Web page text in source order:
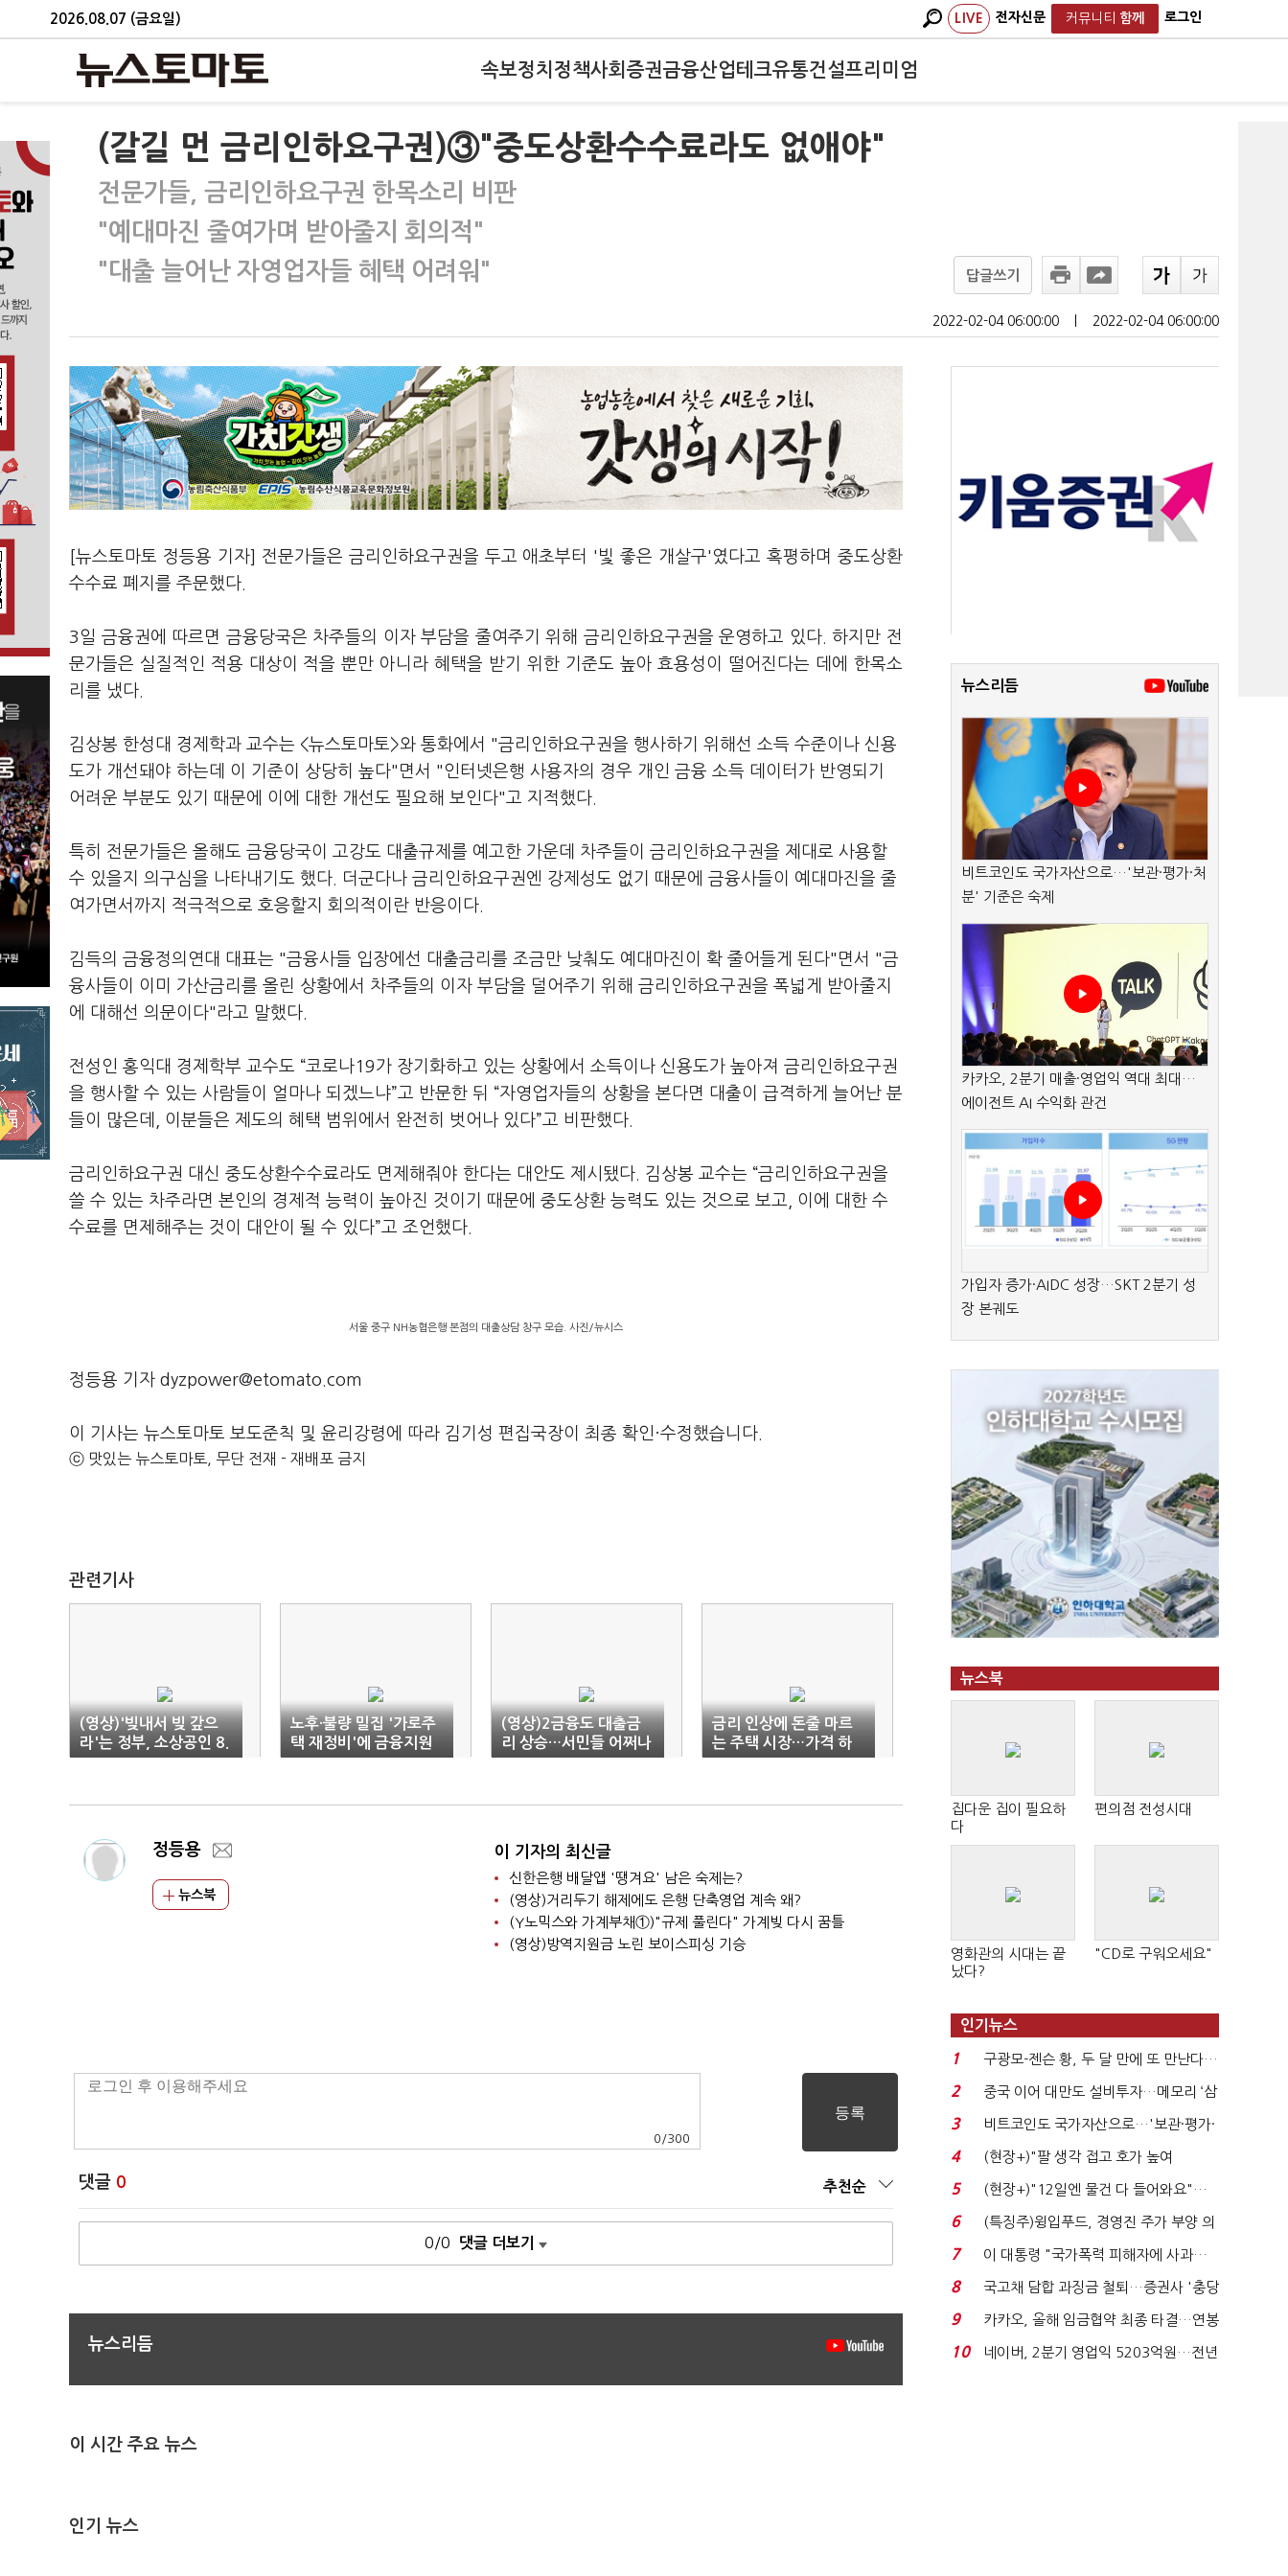
2026.08.07 (금요일) LIVE 전자신문 커뮤니티 함께 로그인
속보정치 정책사회 증권금융산업테크유통건설프리미엄
(갈길 먼 금리인하요구권)③"중도상환수수료라도 없애야"
전문가들, 금리인하요구권 한목소리 비판
"예대마진 줄여가며 받아줄지 회의적"
"대출 늘어난 자영업자들 혜택 어려워"
답글쓰기
2022-02-04 06:00:00 2022-02-04 06:00:00
[뉴스토마토 정등용 기자] 전문가들은 금리인하요구권을 두고 애초부터 '빛 좋은 개살구'였다고 혹평하며 중도상환
수수료 폐지를 주문했다.
3일 금융권에 따르면 금융당국은 차주들의 이자 부담을 줄여주기 위해 금리인하요구권을 운영하고 있다. 하지만 전
문가들은 실질적인 적용 대상이 적을 뿐만 아니라 혜택을 받기 위한 기준도 높아 효용성이 떨어진다는 데에 한목소
리를 냈다.
김상봉 한성대 경제학과 교수는 <뉴스토마토>와 통화에서 "금리인하요구권을 행사하기 위해선 소득 수준이나 신용
도가 개선돼야 하는데 이 기준이 상당히 높다"면서 "인터넷은행 사용자의 경우 개인 금융 소득 데이터가 반영되기
어려운 부분도 있기 때문에 이에 대한 개선도 필요해 보인다"고 지적했다.
특히 전문가들은 올해도 금융당국이 고강도 대출규제를 예고한 가운데 차주들이 금리인하요구권을 제대로 사용할
수 있을지 의구심을 나타내기도 했다. 더군다나 금리인하요구권엔 강제성도 없기 때문에 금융사들이 예대마진을 줄
여가면서까지 적극적으로 호응할지 회의적이란 반응이다.
김득의 금융정의연대 대표는 "금융사들 입장에선 대출금리를 조금만 낮춰도 예대마진이 확 줄어들게 된다"면서 "금
융사들이 이미 가산금리를 올린 상황에서 차주들의 이자 부담을 덜어주기 위해 금리인하요구권을 폭넓게 받아줄지
에 대해선 의문이다"라고 말했다.
전성인 홍익대 경제학부 교수도 “코로나19가 장기화하고 있는 상황에서 소득이나 신용도가 높아져 금리인하요구권
을 행사할 수 있는 사람들이 얼마나 되겠느냐”고 반문한 뒤 “자영업자들의 상황을 본다면 대출이 급격하게 늘어난 분
들이 많은데, 이분들은 제도의 혜택 범위에서 완전히 벗어나 있다”고 비판했다.
금리인하요구권 대신 중도상환수수료라도 면제해줘야 한다는 대안도 제시됐다. 김상봉 교수는 “금리인하요구권을
쓸 수 있는 차주라면 본인의 경제적 능력이 높아진 것이기 때문에 중도상환 능력도 있는 것으로 보고, 이에 대한 수
수료를 면제해주는 것이 대안이 될 수 있다”고 조언했다.
서울 중구 NH농협은행 본점의 대출상담 창구 모습. 사진/뉴시스
정등용 기자 dyzpower@etomato.com
이 기사는 뉴스토마토 보도준칙 및 윤리강령에 따라 김기성 편집국장이 최종 확인·수정했습니다.
ⓒ 맛있는 뉴스토마토, 무단 전재 - 재배포 금지
관련기사
(영상)'빚내서 빚 갚으
라'는 정부, 소상공인 8.
6조 추가대출
노후·불량 밀집 '가로주
택 재정비'에 금융지원
한다
(영상)2금융도 대출금
리 상승…서민들 어쩌나
금리 인상에 돈줄 마르
는 주택 시장…가격 하
방 압력 커지나
정등용
뉴스북
이 기자의 최신글
신한은행 배달앱 '땡겨요' 남은 숙제는?
(영상)거리두기 해제에도 은행 단축영업 계속 왜?
(Y노믹스와 가계부채①)"규제 풀린다" 가계빚 다시 꿈틀
(영상)방역지원금 노린 보이스피싱 기승
0 /300
댓글 0 추천순
0/0 댓글 더보기
뉴스리듬
이 시간 주요 뉴스
인기 뉴스
뉴스리듬
비트코인도 국가자산으로…'보관·평가·처
분' 기준은 숙제
카카오, 2분기 매출·영업익 역대 최대…
에이전트 AI 수익화 관건
가입자 증가·AIDC 성장…SKT 2분기 성
장 본궤도
뉴스북
집다운 집이 필요하
다
편의점 전성시대
영화관의 시대는 끝
났다?
"CD로 구워오세요"
인기뉴스
1
구광모-젠슨 황, 두 달 만에 또 만난다…
로봇·AI 등 논...
2
중국 이어 대만도 설비투자…메모리 ‘삼
국전쟁’
3
비트코인도 국가자산으로…'보관·평가·
처분' 기준은 ...
4
(현장+)"팔 생각 접고 호가 높여
요"…'덜 똘똘한 한 채' 20...
5
(현장+)"12일엔 물건 다 들어와요"…
빈 매대 채우며 문 연 ...
6
(특징주)윙입푸드, 경영진 주가 부양 의
지에 상한가...
7
이 대통령 "국가폭력 피해자에 사과…
적극적 조사로 진...
8
국고채 담합 과징금 철퇴…증권사 '충당
금 폭탄' 우려...
9
카카오, 올해 임금협약 최종 타결…연봉
6.3% 인상·격려...
10
네이버, 2분기 영업익 5203억원…전년